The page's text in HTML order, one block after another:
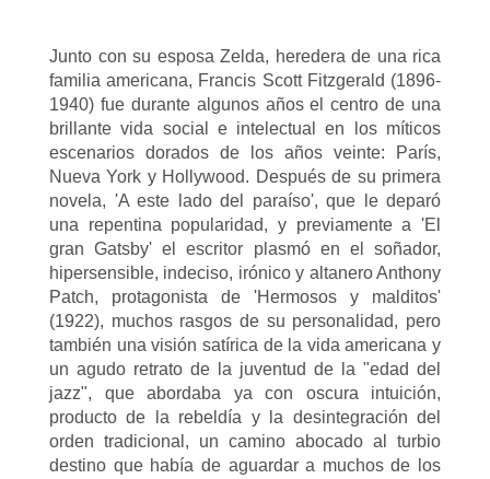
Junto con su esposa Zelda, heredera de una rica
familia americana, Francis Scott Fitzgerald (1896-
1940) fue durante algunos años el centro de una
brillante vida social e intelectual en los míticos
escenarios dorados de los años veinte: París,
Nueva York y Hollywood. Después de su primera
novela, 'A este lado del paraíso', que le deparó
una repentina popularidad, y previamente a 'El
gran Gatsby' el escritor plasmó en el soñador,
hipersensible, indeciso, irónico y altanero Anthony
Patch, protagonista de 'Hermosos y malditos'
(1922), muchos rasgos de su personalidad, pero
también una visión satírica de la vida americana y
un agudo retrato de la juventud de la "edad del
jazz", que abordaba ya con oscura intuición,
producto de la rebeldía y la desintegración del
orden tradicional, un camino abocado al turbio
destino que había de aguardar a muchos de los